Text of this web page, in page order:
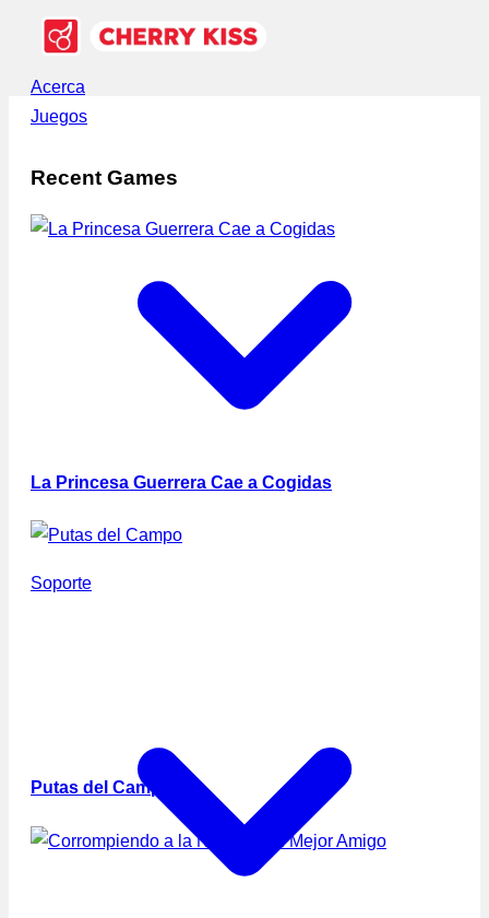
Acerca
Juegos
Soporte
Recent Games
La Princesa Guerrera Cae a Cogidas
Putas del Campo